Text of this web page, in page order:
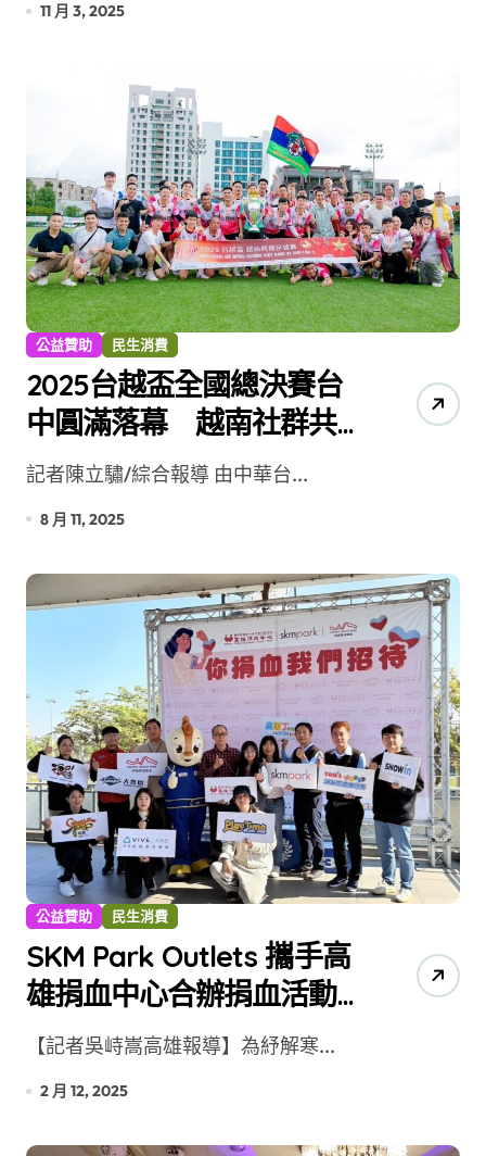
11 月 3, 2025
公益贊助 民生消費
2025台越盃全國總決賽台
中圓滿落幕 越南社群共
織多元共融新篇章
記者陳立驌/綜合報導 由中華台...
8 月 11, 2025
公益贊助 民生消費
SKM Park Outlets 攜手高
雄捐血中心合辦捐血活動
紓解春節血荒
【記者吳峙嵩高雄報導】為紓解寒...
2 月 12, 2025